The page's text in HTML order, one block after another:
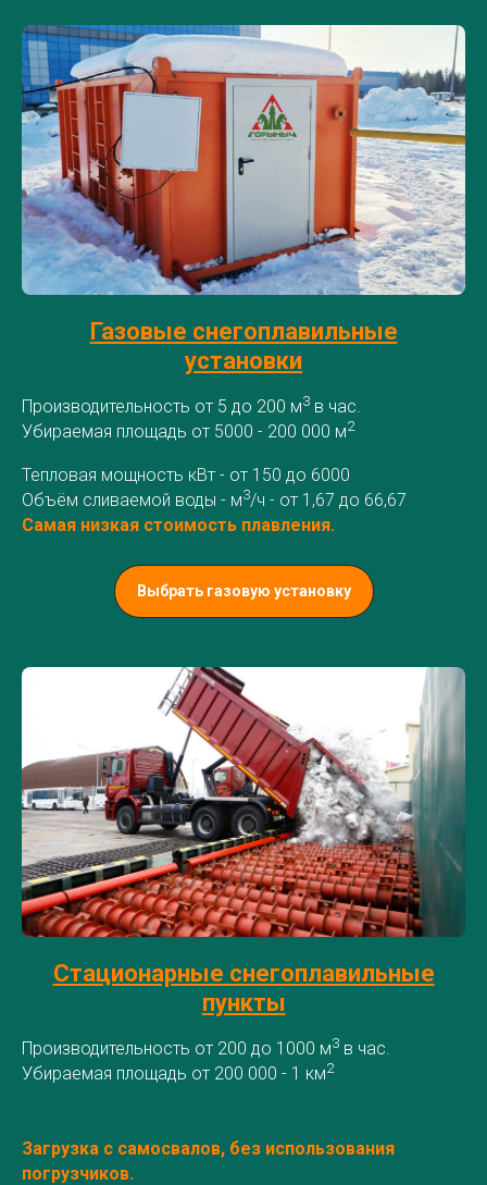
Газовые снегоплавильные
установки
Производительность от 5 до 200 м3 в час.
Убираемая площадь от 5000 - 200 000 м2
Тепловая мощность кВт - от 150 до 6000
Объём сливаемой воды - м3/ч - от 1,67 до 66,67
Самая низкая стоимость плавления.
Выбрать газовую установку
Стационарные снегоплавильные
пункты
Производительность от 200 до 1000 м3 в час.
Убираемая площадь от 200 000 - 1 км2
Загрузка с самосвалов, без использования
погрузчиков.